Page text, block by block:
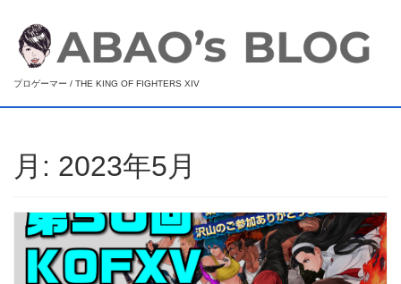
プロゲーマー / THE KING OF FIGHTERS XIV
月: 2023年5月